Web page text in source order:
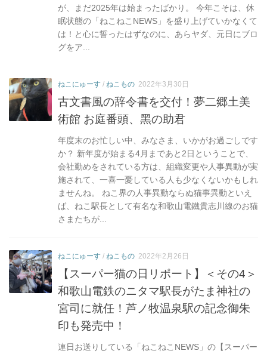
が、まだ2025年は始まったばかり。 今年こそは、休
眠状態の「ねこねこNEWS」を盛り上げていかなくて
は！と心に誓ったはずなのに、あらヤダ、元日にブロ
グをア...
ねこにゅーす / ねこもの 2022年3月30日
古文書風の辞令書を交付！夢二郷土美
術館 お庭番頭、黑の助君
年度末のお忙しい中、みなさま、いかがお過ごしです
か？ 新年度が始まる4月まであと2日ということで、
会社勤めをされている方は、組織変更や人事異動が実
施されて、一喜一憂している人も少なくないかもしれ
ませんね。 ねこ界の人事異動ならぬ猫事異動といえ
ば、ねこ駅長として有名な和歌山電鐵貴志川線のお猫
さまたちが...
ねこにゅーす / ねこもの 2022年2月26日
【スーパー猫の日リポート】＜その4＞
和歌山電鉄のニタマ駅長がたま神社の
宮司に就任！芦ノ牧温泉駅の記念御朱
印も発売中！
連日お送りしている「ねこねこNEWS」の【スーパー